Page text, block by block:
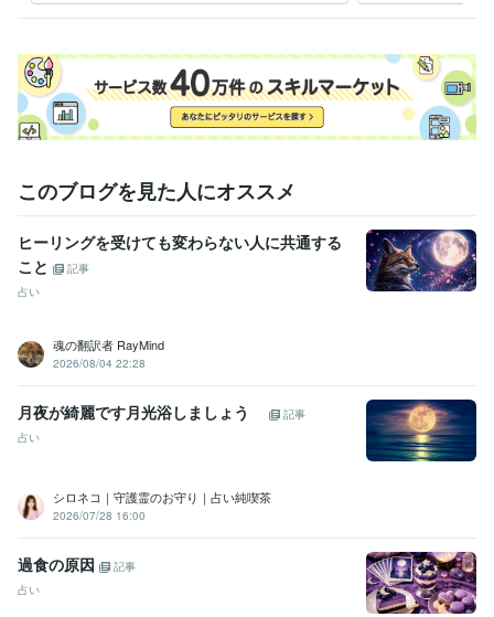
へ
除
このブログを見た人にオススメ
ヒーリングを受けても変わらない人に共通する
こと
記事
占い
魂の翻訳者 RayMind
2026/08/04 22:28
月夜が綺麗です月光浴しましょう
記事
占い
シロネコ｜守護霊のお守り｜占い純喫茶
2026/07/28 16:00
過食の原因
記事
占い